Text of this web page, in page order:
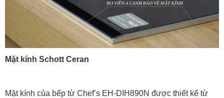
Mặt kính Schott Ceran
Mặt kính của bếp từ Chef’s EH-DIH890N được thiết kế từ